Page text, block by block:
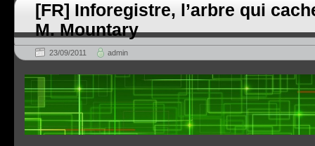
[FR] Inforegistre, l’arbre qui
M. Mountary
23/09/2011 admin